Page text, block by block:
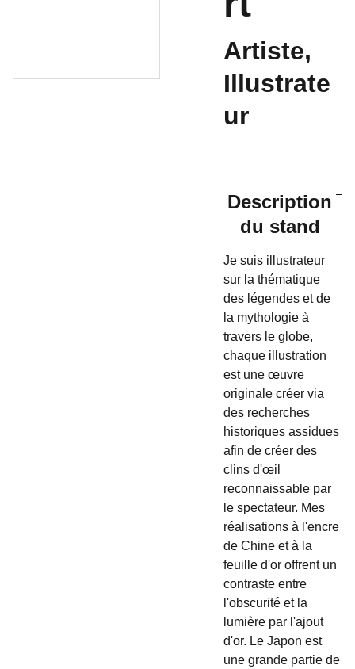
Artiste,
Illustrate
ur
Description
du stand
Je suis illustrateur
sur la thématique
des légendes et de
la mythologie à
travers le globe,
chaque illustration
est une œuvre
originale créer via
des recherches
historiques assidues
afin de créer des
clins d'œil
reconnaissable par
le spectateur. Mes
réalisations à l'encre
de Chine et à la
feuille d'or offrent un
contraste entre
l'obscurité et la
lumière par l'ajout
d'or. Le Japon est
une grande partie de